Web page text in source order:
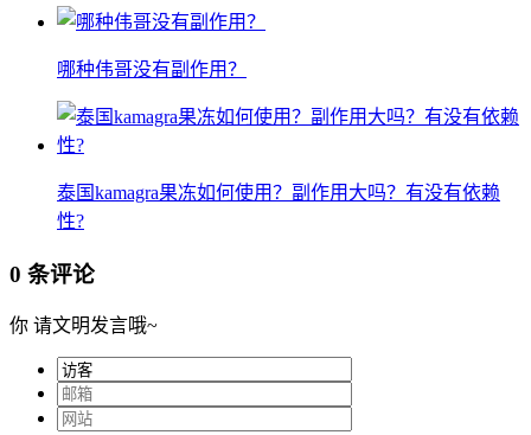
哪种伟哥没有副作用？
泰国kamagra果冻如何使用？副作用大吗？有没有依赖
性?
0 条评论
你 请文明发言哦~